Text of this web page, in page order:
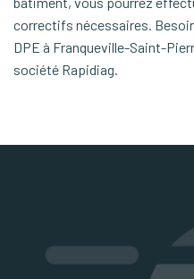
correctifs nécessaires.
DPE à Franqueville-Saint-
société Rapidiag.